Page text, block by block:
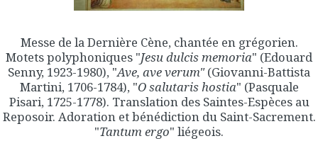
Messe de la Dernière Cène, chantée en grégorien.
Motets polyphoniques "Jesu dulcis memoria" (Edouard
Senny, 1923-1980), "Ave, aveverum"(Giovanni-Battista
Martini, 1706-1784), "O salutaris hostia" (Pasquale
Pisari, 1725-1778). Translation des Saintes-Espèces au
Reposoir. Adoration et bénédiction du Saint-Sacrement.
"Tantum ergo" liégeois.